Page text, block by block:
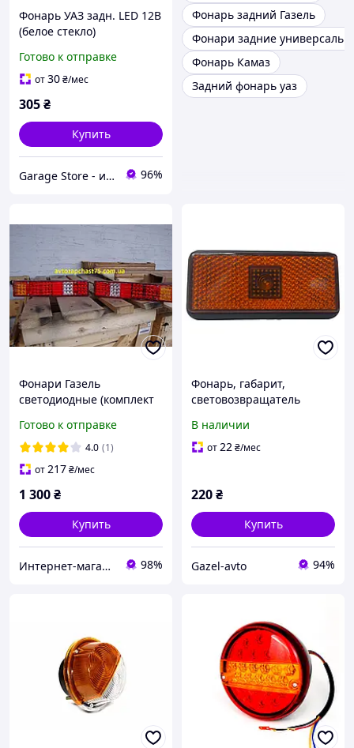
Фонарь УАЗ задн. LED 12В
(белое стекло)
Готово к отправке
от30₴/мес
305₴
Купить
Garage Store - интернет магазин автозапчастей. 96%
Фонарь задний Газель
Фонари задние
Фонарь Камаз
Задний фонарь уаз
Фонари Газель
светодиодные (комплект
Дорожная карта, Харьков
Готово к отправке
4.0 (1)
от217₴/мес
1 300₴
Купить
Интернет-магазин автозапчастей 98%
Фонарь, габарит,
световозвращатель
оранжевый Богдан,
Эталон, Газель, Рута,
В наличии
от22₴/мес
220₴
Купить
Gazel-avto 94%